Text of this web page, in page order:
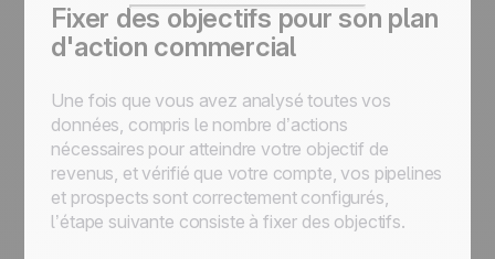
Fixer des objectifs pour son plan
d'action commercial
Une fois que vous avez analysé toutes vos
données, compris le nombre d’actions
nécessaires pour atteindre votre objectif de
revenus, et vérifié que votre compte, vos pipelines
et prospects sont correctement configurés,
l’étape suivante consiste à fixer des objectifs.